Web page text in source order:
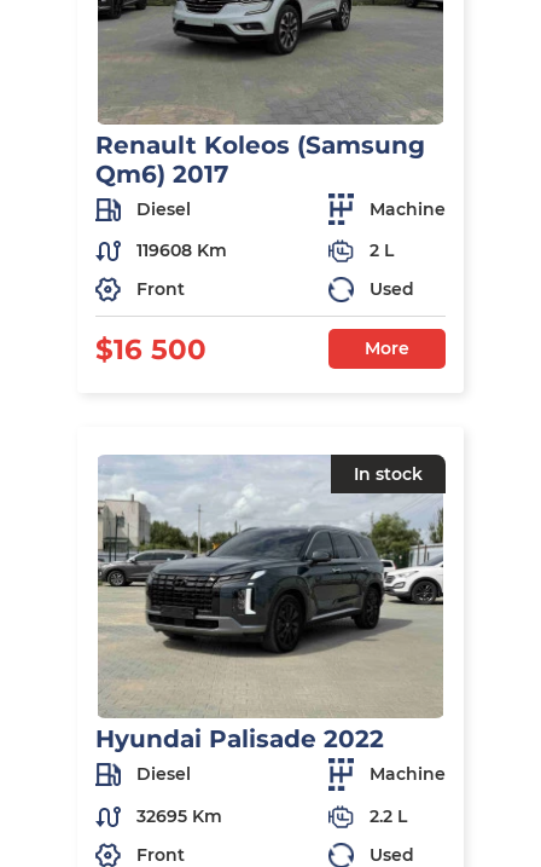
Renault Koleos (Samsung
Qm6) 2017
Diesel
Machine
119608 Km
2 L
Front
Used
$16 500 More
In stock
Hyundai Palisade 2022
Diesel
Machine
32695 Km
2.2 L
Front
Used